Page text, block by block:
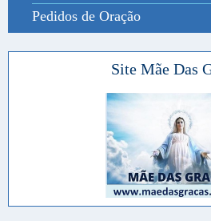
Pedidos de Oração
Site Mãe Das